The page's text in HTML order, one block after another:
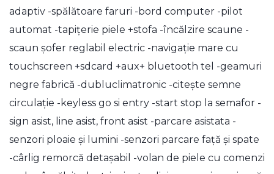
adaptiv -spălătoare faruri -bord computer -pilot
automat -tapițerie piele +stofa -încălzire scaune -
scaun șofer reglabil electric -navigație mare cu
touchscreen +sdcard +aux+ bluetooth tel -geamuri
negre fabrică -dubluclimatronic -citește semne
circulație -keyless go si entry -start stop la semafor -
sign asist, line asist, front asist -parcare asistata -
senzori ploaie și lumini -senzori parcare față și spate
-cârlig remorcă detașabil -volan de piele cu comenzi